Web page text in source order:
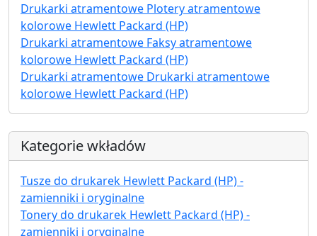
Drukarki atramentowe Plotery atramentowe
kolorowe Hewlett Packard (HP)
Drukarki atramentowe Faksy atramentowe
kolorowe Hewlett Packard (HP)
Drukarki atramentowe Drukarki atramentowe
kolorowe Hewlett Packard (HP)
Kategorie wkładów
Tusze do drukarek Hewlett Packard (HP) -
zamienniki i oryginalne
Tonery do drukarek Hewlett Packard (HP) -
zamienniki i oryginalne